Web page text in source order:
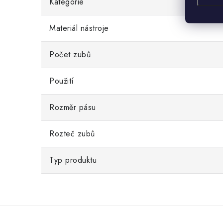
Materiál nástroje
Počet zubů
Použití
Rozměr pásu
Rozteč zubů
Typ produktu